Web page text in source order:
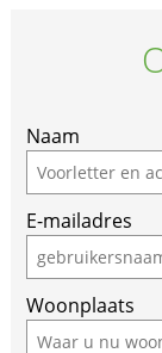
Naam
E-mailadres
Woonplaats